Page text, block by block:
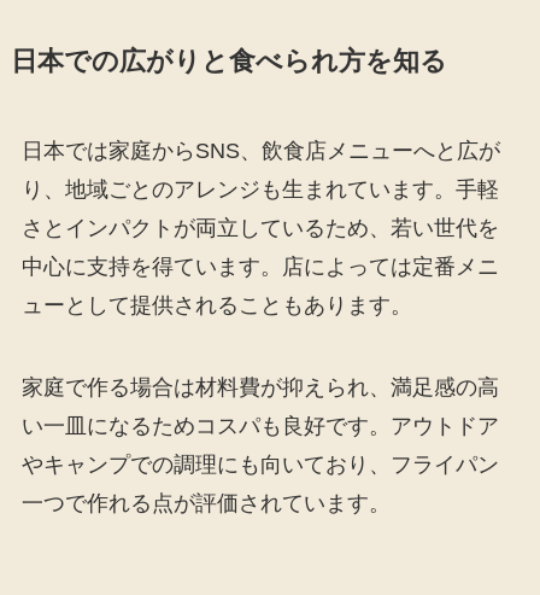
日本での広がりと食べられ方を知る
日本では家庭からSNS、飲食店メニューへと広が
り、地域ごとのアレンジも生まれています。手軽
さとインパクトが両立しているため、若い世代を
中心に支持を得ています。店によっては定番メニ
ューとして提供されることもあります。
家庭で作る場合は材料費が抑えられ、満足感の高
い一皿になるためコスパも良好です。アウトドア
やキャンプでの調理にも向いており、フライパン
一つで作れる点が評価されています。